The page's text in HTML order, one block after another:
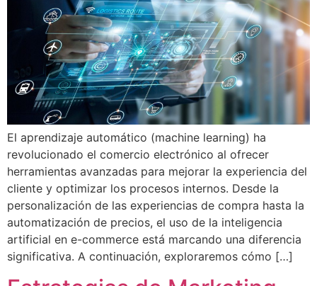
El aprendizaje automático (machine learning) ha
revolucionado el comercio electrónico al ofrecer
herramientas avanzadas para mejorar la experiencia del
cliente y optimizar los procesos internos. Desde la
personalización de las experiencias de compra hasta la
automatización de precios, el uso de la inteligencia
artificial en e-commerce está marcando una diferencia
significativa. A continuación, exploraremos cómo […]